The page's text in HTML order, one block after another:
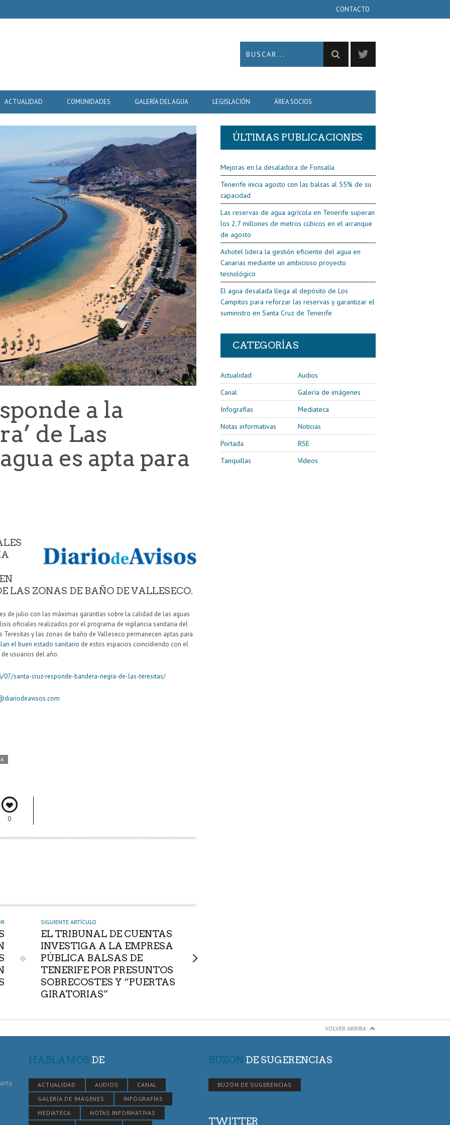
CONTACTO
ACTUALIDAD COMUNIDADES GALERÍA DEL AGUA LEGISLACIÓN ÁREA SOCIOS
a la
de Las
es apta para
LAS ZONAS DE BAÑO DE VALLESECO.
de julio con las máximas garantías sobre la calidad de las aguas
oficiales realizados por el programa de vigilancia sanitaria del
y las zonas de baño de Valleseco permanecen aptas para
el buen estado sanitario de estos espacios coincidiendo con el
usuarios del año.
santa-cruz-responde-bandera-negra-de-las-teresitas/
0
SIGUIENTE ARTÍCULO
EL TRIBUNAL DE CUENTAS
INVESTIGA A LA EMPRESA
PÚBLICA BALSAS DE
TENERIFE POR PRESUNTOS
SOBRECOSTES Y “PUERTAS
GIRATORIAS”
ÚLTIMAS PUBLICACIONES
Mejoras en la desaladora de Fonsalía
Tenerife inicia agosto con las balsas al 55% de su
capacidad
Las reservas de agua agrícola en Tenerife superan
los 2,7 millones de metros cúbicos en el arranque
de agosto
Ashotel lidera la gestión eficiente del agua en
Canarias mediante un ambicioso proyecto
tecnológico
El agua desalada llega al depósito de Los
Campitos para reforzar las reservas y garantizar el
suministro en Santa Cruz de Tenerife
CATEGORÍAS
Actualidad
Audios
Canal
Galería de imágenes
Infografías
Mediateca
Notas informativas
Noticias
Portada
RSE
Tanquillas
Vídeos
VOLVER ARRIBA
HABLAMOS DE
ACTUALIDAD AUDIOS
CANAL
GALERÍA DE IMÁGENES
INFOGRAFÍAS
MEDIATECA
NOTAS INFORMATIVAS
BUZÓN DE SUGERENCIAS
BUZÓN DE SUGERENCIAS
TWITTER